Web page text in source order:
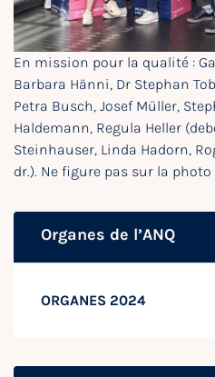
En mission pour la qualité :
Barbara Hänni, Dr Stephan
Petra Busch, Josef Müller,
Haldemann, Regula Heller
Steinhauser, Linda Hadorn,
dr.). Ne figure pas sur la photo
Organes de l’ANQ
ORGANES 2024